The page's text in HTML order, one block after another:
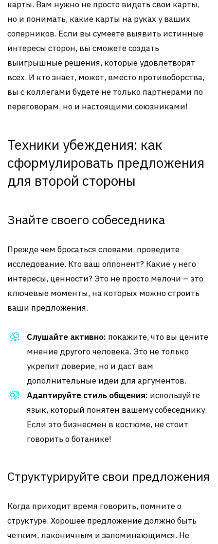
карты. Вам нужно не просто видеть свои карты,
но и понимать, какие карты на руках у ваших
соперников. Если вы сумеете выявить истинные
интересы сторон, вы сможете создать
выигрышные решения, которые удовлетворят
всех. И кто знает, может, вместо противоборства,
вы с коллегами будете не только партнерами по
переговорам, но и настоящими союзниками!
Техники убеждения: как
сформулировать предложения
для второй стороны
Знайте своего собеседника
Прежде чем бросаться словами, проведите
исследование. Кто ваш оппонент? Какие у него
интересы, ценности? Это не просто мелочи – это
ключевые моменты, на которых можно строить
ваши предложения.
Слушайте активно: покажите, что вы цените
мнение другого человека. Это не только
укрепит доверие, но и даст вам
дополнительные идеи для аргументов.
Адаптируйте стиль общения: используйте
язык, который понятен вашему собеседнику.
Если это бизнесмен в костюме, не стоит
говорить о ботанике!
Структурируйте свои предложения
Когда приходит время говорить, помните о
структуре. Хорошее предложение должно быть
четким, лаконичным и запоминающимся. Не